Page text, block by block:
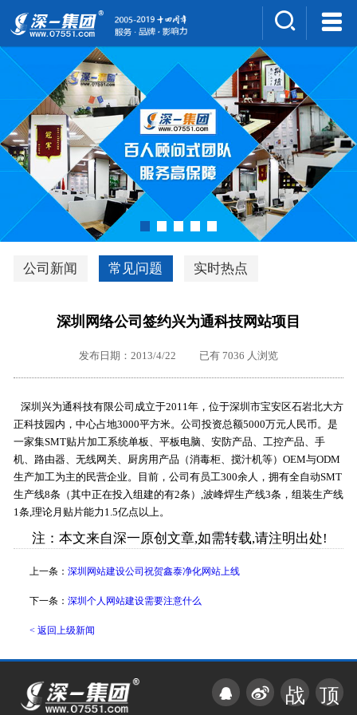
集团介绍
人才招聘
案例展示
新闻中心
深一风采
联系我们
深优通系统V3.0
深一集团优势
外地客户专栏
工单提交
公司新闻 常见问题 实时热点
深圳网络公司签约兴为通科技网站项目
发布日期：2013/4/22 已有 7036 人浏览
深圳兴为通科技有限公司成立于2011年，位于深圳市宝安区石岩北大方
正科技园内，中心占地3000平方米。公司投资总额5000万元人民币。是
一家集SMT贴片加工系统单板、平板电脑、安防产品、工控产品、手
机、路由器、无线网关、厨房用产品（消毒柜、搅汁机等）OEM与ODM
生产加工为主的民营企业。目前，公司有员工300余人，拥有全自动SMT
生产线8条（其中正在投入组建的有2条）,波峰焊生产线3条，组装生产线
1条,理论月贴片能力1.5亿点以上。
注：本文来自深一原创文章,如需转载,请注明出处!
上一条： 深圳网站建设公司祝贺鑫泰净化网站上线
下一条： 深圳个人网站建设需要注意什么
< 返回上级新闻
战 顶